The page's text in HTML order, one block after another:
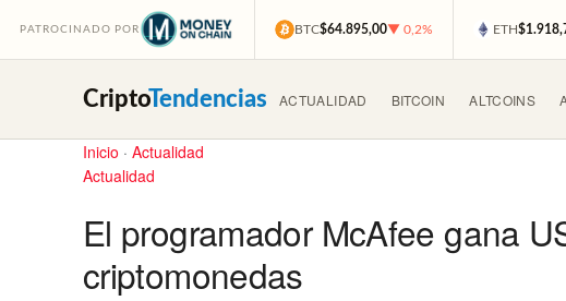
PATROCINADO POR BTC$64.895,00▼ 0,2% ETH
CriptoTendencias ACTUALIDAD BITCOIN ALTCOINS
Inicio · Actualidad
Actualidad
El programador McAfee gana
criptomonedas